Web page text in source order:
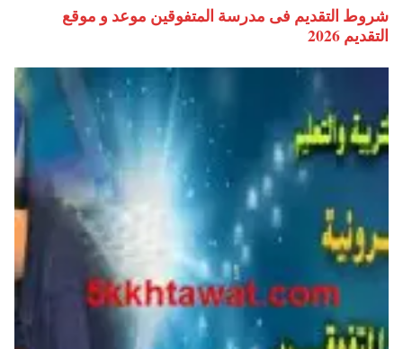
شروط التقديم فى مدرسة المتفوقين موعد و موقع
التقديم 2026